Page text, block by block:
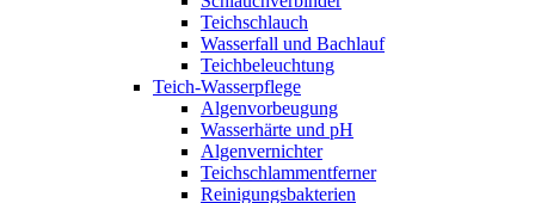
Teichschlauch
Wasserfall und Bachlauf
Teichbeleuchtung
Teich-Wasserpflege
Algenvorbeugung
Wasserhärte und pH
Algenvernichter
Teichschlammentferner
Reinigungsbakterien